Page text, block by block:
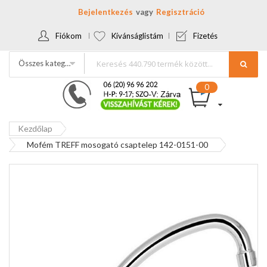
Bejelentkezés Regisztráció
Fiókom Kívánságlistám Fizetés
Összes kategória
Kezdőlap
Mofém TREFF mosogató csaptelep 142-0151-00